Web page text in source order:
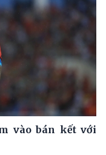
vào bán kết với